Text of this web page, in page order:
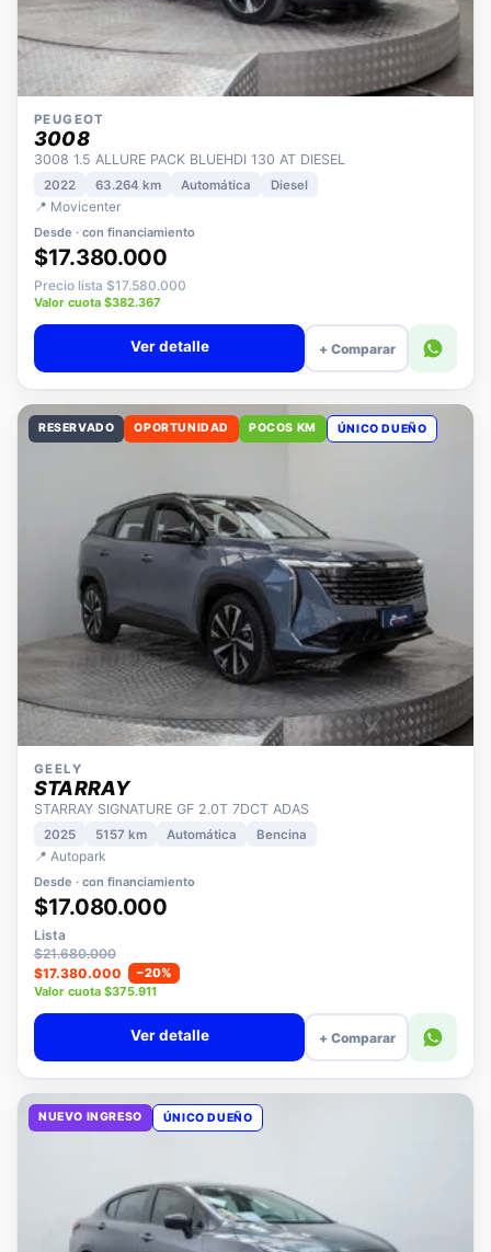
PEUGEOT
3008
3008 1.5 ALLURE PACK BLUEHDI 130 AT DIESEL
2022 63.264 km
📍 Movicenter
Desde · con financiamiento
$17.380.000
Precio lista $17.580.000
Valor cuota $382.367
+ Comparar
RESERVADO OPORTUNIDAD POCOS KM
GEELY
STARRAY
STARRAY SIGNATURE GF 2.0T 7DCT ADAS
2025 5157 km
📍 Autopark
Desde · con financiamiento
$17.080.000
Lista
$21.680.000
$17.380.000
−20%
Valor cuota $375.911
+ Comparar
NUEVO INGRESO